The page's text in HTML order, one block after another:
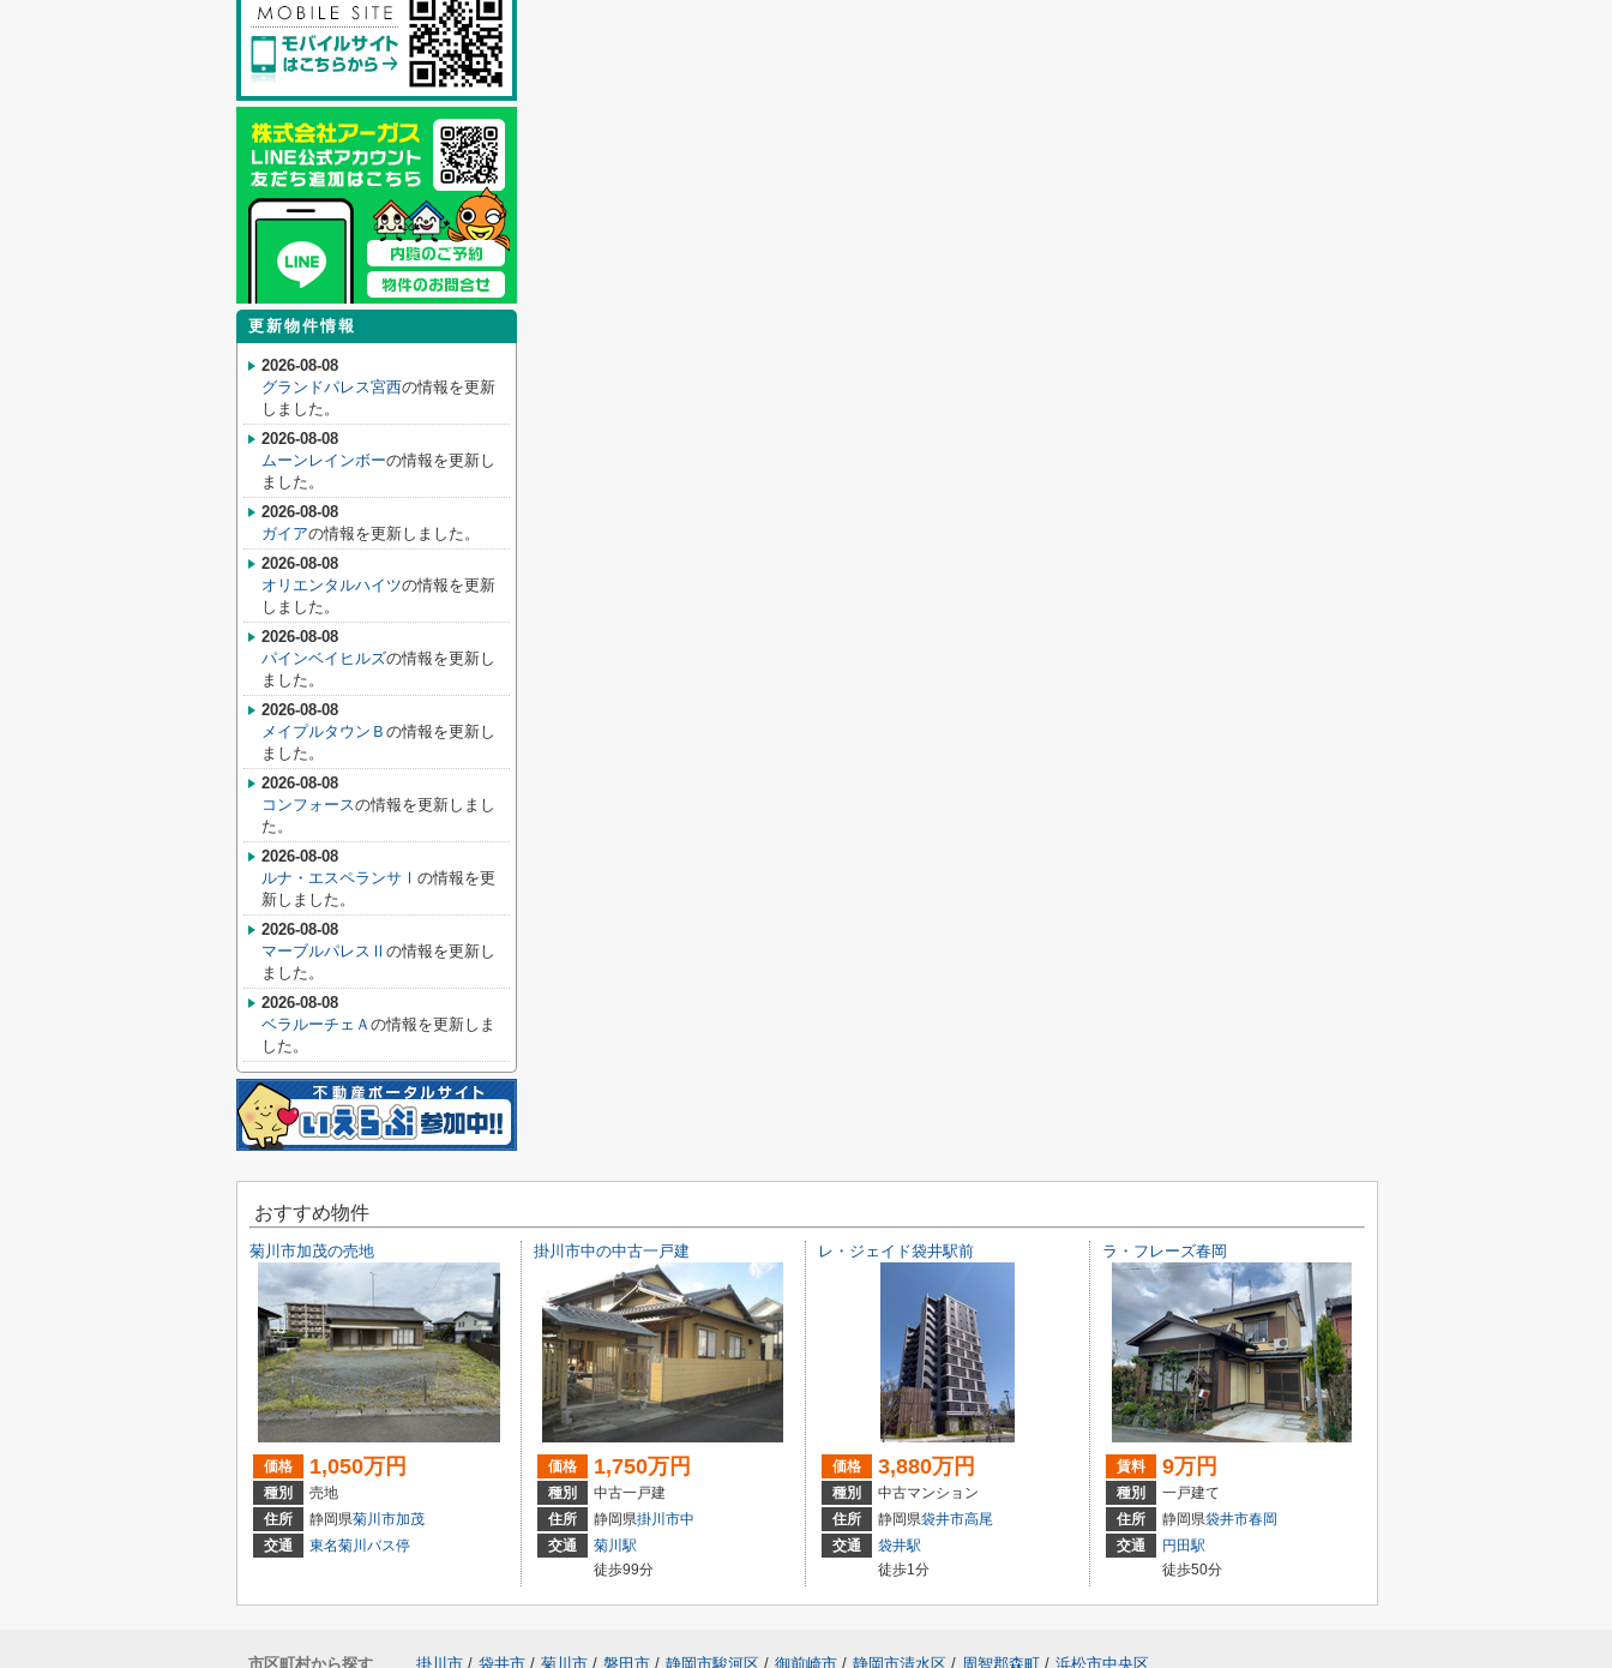
更新物件情報
2026-08-08
グランドパレス宮西の情報を更新
しました。
2026-08-08
ムーンレインボーの情報を更新し
ました。
2026-08-08
ガイアの情報を更新しました。
2026-08-08
オリエンタルハイツの情報を更新
しました。
2026-08-08
パインベイヒルズの情報を更新し
ました。
2026-08-08
メイプルタウンＢ の情報を更新し
ました。
2026-08-08
コンフォースの情報を更新しまし
た。
2026-08-08
ルナ・エスペランサⅠ の情報を更
新しました。
2026-08-08
マーブルパレスⅡ の情報を更新し
ました。
2026-08-08
ベラルーチェＡ の情報を更新しま
した。
おすすめ物件
菊川市加茂の売地
価格 1,050万円
種別
売地
住所
静岡県菊川市加茂
交通
東名菊川バス停
掛川市中の中古一戸建
価格 1,750万円
種別
中古一戸建
住所
静岡県掛川市中
交通
菊川駅
徒歩99分
レ・ジェイド袋井駅前
価格 3,880万円
種別
中古マンション
住所
静岡県袋井市高尾
交通
袋井駅
徒歩1分
ラ・フレーズ春岡
賃料 9万円
種別
一戸建て
住所
静岡県袋井市春岡
交通
円田駅
徒歩50分
市区町村から探す 掛川市 / 袋井市 / 菊川市 / 磐田市 / 静岡市駿河区 / 御前崎市 / 静岡市清水区 / 周智郡森町 / 浜松市中央区